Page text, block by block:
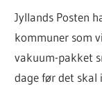
Jyllands Posten
kommuner som
vakuum-pakket
dage før det skal